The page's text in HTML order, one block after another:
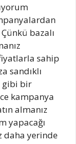
bazalı
sahip
sandıklı
gibi bir
kampanya
almanız
yapacağı
daha yerinde